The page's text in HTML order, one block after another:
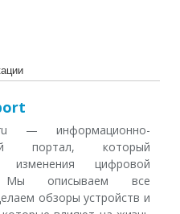
— информационно-
портал, который
изменения цифровой
Мы описываем все
обзоры устройств и